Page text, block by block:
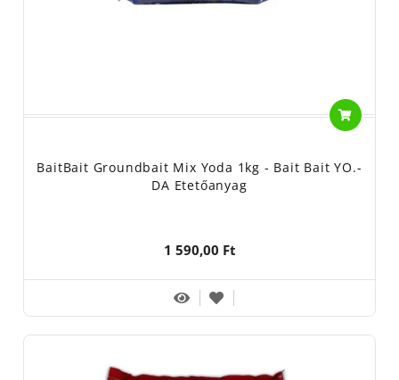
BaitBait Groundbait Mix Yoda 1kg - Bait Bait YO.-
DA Etetőanyag
1 590,00 Ft